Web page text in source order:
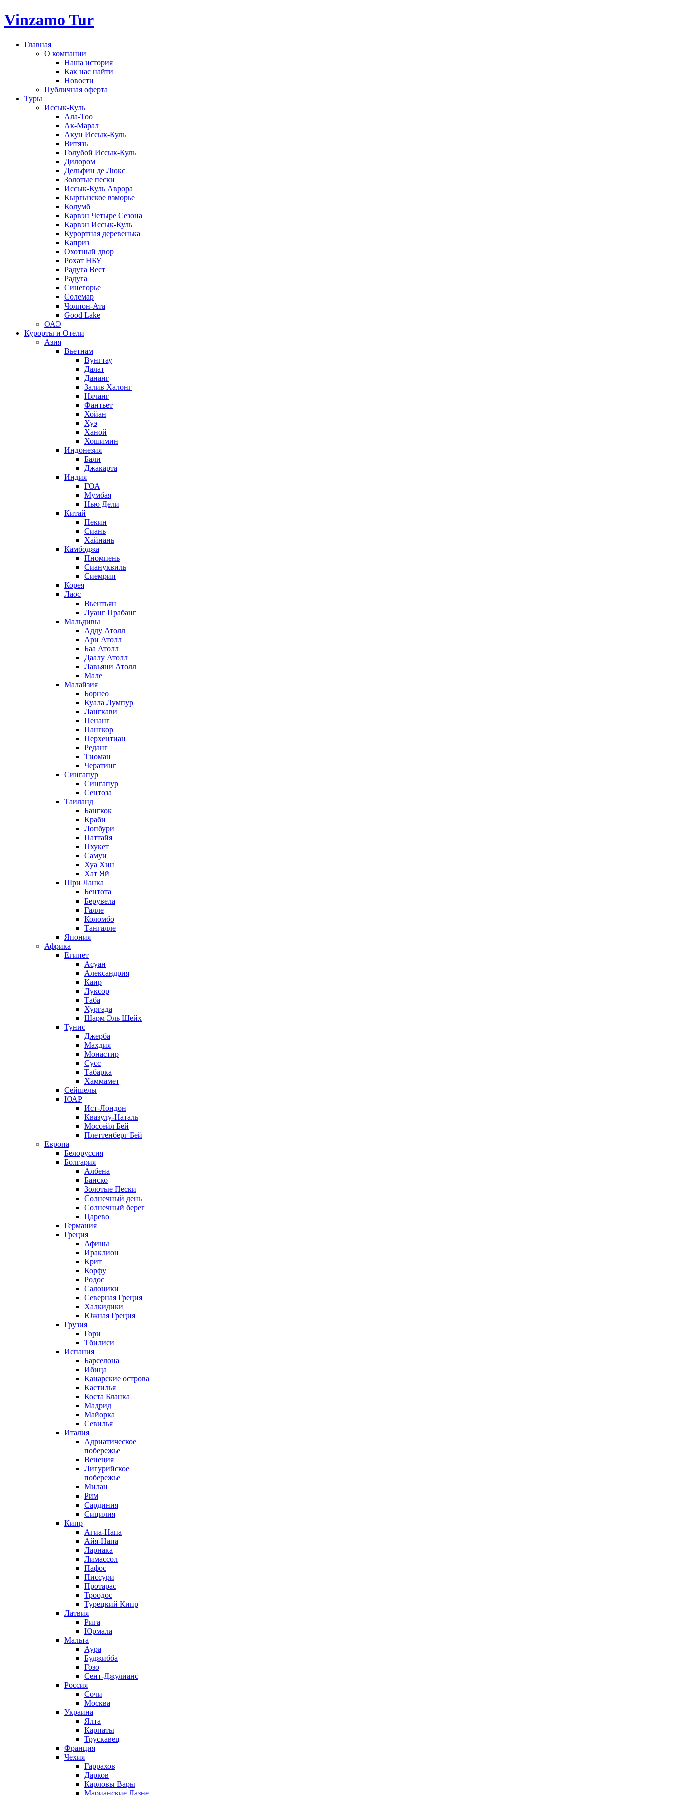
Vinzamo Tur
Главная
О компании
Наша история
Как нас найти
Новости
Публичная оферта
Туры
Иссык-Куль
Ала-Тоо
Ак-Марал
Акун Иссык-Куль
Витязь
Голубой Иссык-Куль
Дилором
Дельфин де Люкс
Золотые пески
Иссык-Куль Аврора
Кыргызское взморье
Колумб
Карвэн Четыре Сезона
Карвэн Иссык-Куль
Курортная деревенька
Каприз
Охотный двор
Рохат НБУ
Радуга Вест
Радуга
Синегорье
Солемар
Чолпон-Ата
Good Lake
ОАЭ
Курорты и Отели
Азия
Вьетнам
Вунгтау
Далат
Дананг
Залив Халонг
Нячанг
Фантьет
Хойан
Хуэ
Ханой
Хошимин
Индонезия
Бали
Джакарта
Индия
ГОА
Мумбая
Нью Дели
Китай
Пекин
Сиань
Хайнань
Камбоджа
Пномпень
Сиануквиль
Сиемрип
Корея
Лаос
Вьентьян
Луанг Прабанг
Мальдивы
Адду Атолл
Ари Атолл
Баа Атолл
Даалу Атолл
Лавьяни Атолл
Мале
Малайзия
Борнео
Куала Лумпур
Лангкави
Пенанг
Пангкор
Перхентиан
Реданг
Тиоман
Чератинг
Сингапур
Сингапур
Сентоза
Таиланд
Бангкок
Краби
Лопбури
Паттайя
Пхукет
Самуи
Хуа Хин
Хат Яй
Шри Ланка
Бентота
Берувела
Галле
Коломбо
Тангалле
Япония
Африка
Египет
Асуан
Александрия
Каир
Луксор
Таба
Хургада
Шарм Эль Шейх
Тунис
Джерба
Махдия
Монастир
Сусс
Табарка
Хаммамет
Сейшелы
ЮАР
Ист-Лондон
Квазулу-Наталь
Моссейл Бей
Плеттенберг Бей
Европа
Белоруссия
Болгария
Албена
Банско
Золотые Пески
Солнечный день
Солнечный берег
Царево
Германия
Греция
Афины
Ираклион
Крит
Корфу
Родос
Салоники
Северная Греция
Халкидики
Южная Греция
Грузия
Гори
Тбилиси
Испания
Барселона
Ибица
Канарские острова
Кастилья
Коста Бланка
Мадрид
Майорка
Севилья
Италия
Адриатическое
побережье
Венеция
Лигурийское
побережье
Милан
Рим
Сардиния
Сицилия
Кипр
Агиа-Напа
Айя-Напа
Ларнака
Лимассол
Пафос
Писсури
Протарас
Троодос
Турецкий Кипр
Латвия
Рига
Юрмала
Мальта
Аура
Буджибба
Гозо
Сент-Джулианс
Россия
Сочи
Москва
Украина
Ялта
Карпаты
Трускавец
Франция
Чехия
Гаррахов
Дарков
Карловы Вары
Марианские Лазне